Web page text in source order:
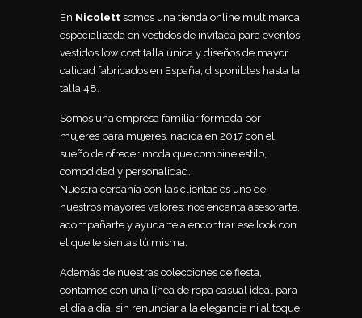
En Nicolett somos una tienda online multimarca
especializada en vestidos de invitada para eventos,
vestidos low cost talla única y diseños de mayor
calidad fabricados en España, disponibles hasta la
talla 48.
Somos una empresa familiar formada por
mujeres para mujeres, nacida en 2017 con el
sueño de ofrecer moda que combine estilo,
comodidad y personalidad.
Nuestra cercanía con las clientas es uno de
nuestros mayores valores: nos encanta asesorarte,
acompañarte y ayudarte a encontrar ese look con
el que te sientas tú misma.
Además de nuestras colecciones de fiesta,
contamos con una línea de ropa casual ideal para
el día a día, sin renunciar a la elegancia ni al toque